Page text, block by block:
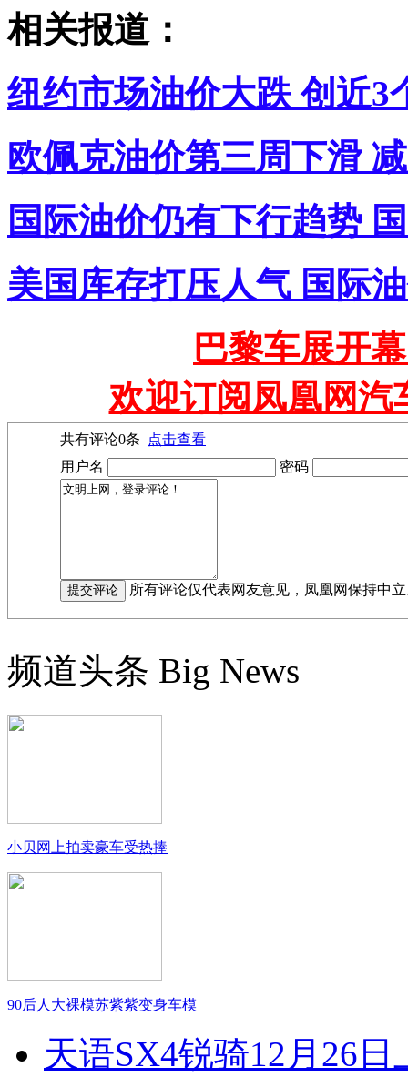
相关报道：
纽约市场油价大跌 创近3
欧佩克油价第三周下滑
国际油价仍有下行趋势
美国库存打压人气 国际
巴黎车展开
欢迎订阅凤凰网汽
共有评论0条
点击查看
用户名
密码
所有评论仅代表网友意见，凤凰网保持中
频道头条 Big News
小贝网上拍卖豪车受热捧
90后人大裸模苏紫紫变身车模
天语SX4锐骑12月26